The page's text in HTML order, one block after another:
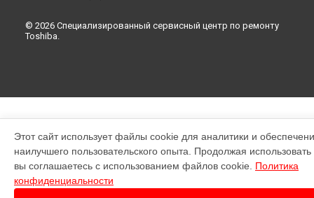
© 2026 Специализированный сервисный центр по ремонту
Toshiba.
Этот сайт использует файлы cookie для аналитики и
наилучшего пользовательского опыта. Продолжая использовать
вы соглашаетесь с использованием файлов cookie. Политика
конфиденциальности